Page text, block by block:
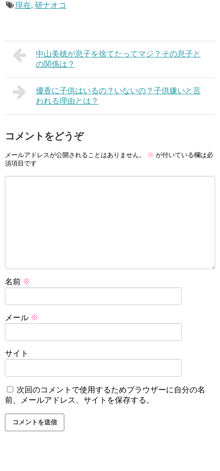
現在, 研ナオコ
中山美穂が息子を捨てたってマジ？その息子と
の関係は？
優香に子供はいるの？いないの？子供嫌いと言
われる理由とは？
コメントをどうぞ
メールアドレスが公開されることはありません。 ※ が付いている欄は必
須項目です
名前 ※
メール ※
サイト
次回のコメントで使用するためブラウザーに自分の名
前、メールアドレス、サイトを保存する。